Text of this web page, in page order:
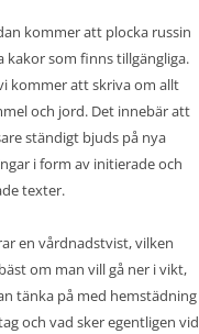
kommer att plocka russin
kakor som finns tillgängliga.
kommer att skriva om allt
och jord. Det innebär att
ständigt bjuds på nya
i form av initierade och
texter.
en vårdnadstvist, vilken
om man vill gå ner i vikt,
tänka på med hemstädning
och vad sker egentligen vid